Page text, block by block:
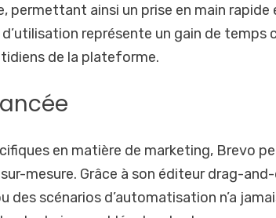
ainsi un prise en main rapide
représente un gain de temps
de la plateforme.
en matière de marketing, Brevo
mesure. Grâce à son éditeur drag-
scénarios d’automatisation n’a